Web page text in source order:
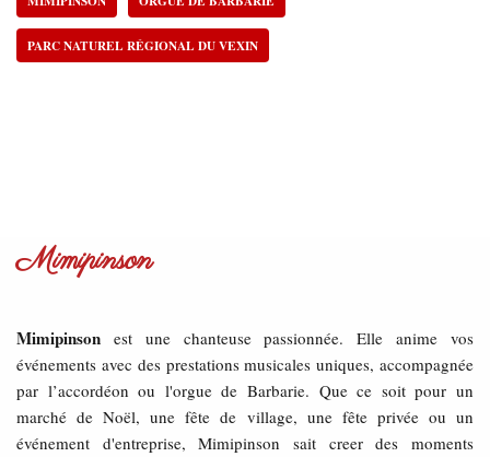
PARC NATUREL RÉGIONAL DU VEXIN
Mimipinson
Mimipinson est une chanteuse passionnée. Elle anime vos
événements avec des prestations musicales uniques, accompagnée
par l’accordéon ou l'orgue de Barbarie. Que ce soit pour un
marché de Noël, une fête de village, une fête privée ou un
événement d'entreprise, Mimipinson sait creer des moments